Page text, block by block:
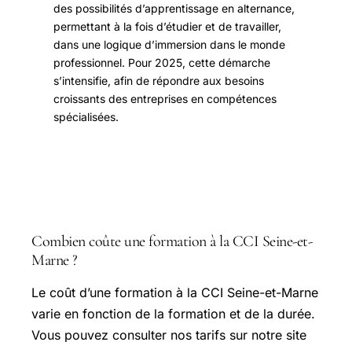
des possibilités d’apprentissage en alternance,
permettant à la fois d’étudier et de travailler,
dans une logique d’immersion dans le monde
professionnel. Pour 2025, cette démarche
s’intensifie, afin de répondre aux besoins
croissants des entreprises en compétences
spécialisées.
Combien coûte une formation à la CCI Seine-et-
Marne ?
Le coût d’une formation à la CCI Seine-et-Marne
varie en fonction de la formation et de la durée.
Vous pouvez consulter nos tarifs sur notre site